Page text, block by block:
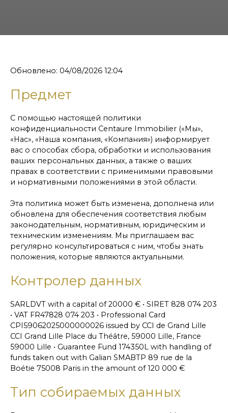
Обновлено: 04/08/2026 12:04
Предмет
С помощью настоящей политики
конфиденциальности Centaure Immobilier («Мы»,
«Нас», «Наша компания, «Компания») информирует
вас о способах сбора, обработки и использования
ваших персональных данных, а также о ваших
правах в соответствии с применимыми правовыми
и нормативными положениями в этой области.
Эта политика может быть изменена, дополнена или
обновлена для обеспечения соответствия любым
законодательным, нормативным, юридическим и
техническим изменениям. Мы приглашаем вас
регулярно консультироваться с ним, чтобы знать
положения, которые являются актуальными.
Контролер данных
SARLDVT with a capital of 20000 € • SIRET 828 074 203
• VAT FR47828 074 203 • Professional Card
CPI59062025000000026 issued by CCI de Grand Lille
CCI Grand Lille Place du Théâtre, 59000 Lille, France
59000 Lille • Guarantee Fund 174350L with handling of
funds taken out with Galian SMABTP 89 rue de la
Boétie 75008 Paris in the amount of 120 000 €
Тип собираемых данных